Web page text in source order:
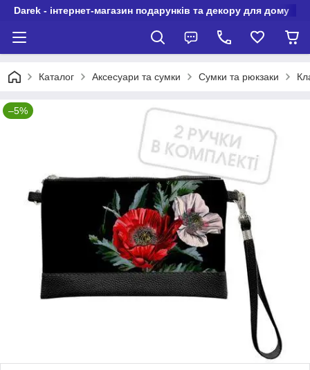
Darek - інтернет-магазин подарунків та декору для дому
Каталог Аксесуари та сумки Сумки та рюкзаки
–5%